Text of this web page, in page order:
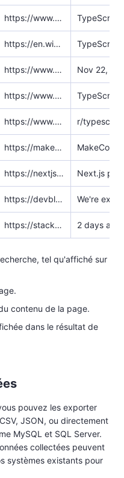
https://www.w3schools.com/typescript/typescript_intro.php
https://en.wikipedia.org/wiki/TypeScript
https://www.npmjs.com/package/typescript
https://www.w3schools.com/typescript/
https://www.reddit.com/r/typescript/
https://makecode.com/language
https://nextjs.org/docs/app/api-reference/config/typescript
https://devblogs.microsoft.com/typescript/
https://stackoverflow.com/questions/tagged/typescript
tel qu'affiché sur
contenu de la page.
dans le résultat de
pouvez les exporter
JSON, ou directement
MySQL et SQL Server.
collectées peuvent
systèmes existants pour